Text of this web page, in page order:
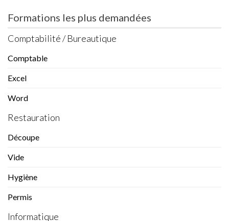
Formations les plus demandées
Comptabilité / Bureautique
Comptable
Excel
Word
Restauration
Découpe
Vide
Hygiène
Permis
Informatique